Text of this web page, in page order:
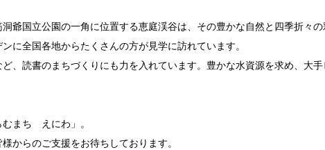
いて
請』など以下の機能をご利用いただけますので、是非、ご活用
なります。お早めに申請をお願いいたします。
爺国立公園の一角に位置する恵庭渓谷は、その豊かな自然と四季折々
に全国各地からたくさんの方が見学に訪れています。
、読書のまちづくりにも力を入れています。豊かな水資源を求め、大
まち えにわ」。
からのご支援をお待ちしております。